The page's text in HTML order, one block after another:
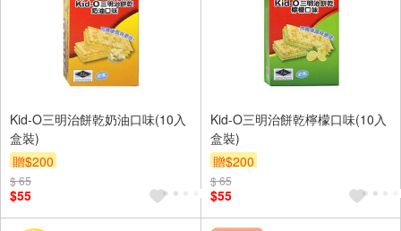
Kid-O三明治餅乾奶油口味(10入
盒裝)
贈$200
$ 65
$55
Kid-O三明治餅乾檸檬口味(10入
盒裝)
贈$200
$ 65
$55